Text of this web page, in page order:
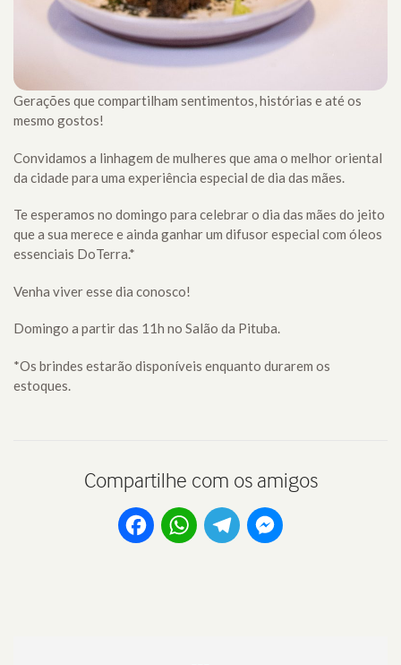
Gerações que compartilham sentimentos, histórias e até os
mesmo gostos!
Convidamos a linhagem de mulheres que ama o melhor oriental
da cidade para uma experiência especial de dia das mães.
Te esperamos no domingo para celebrar o dia das mães do jeito
que a sua merece e ainda ganhar um difusor especial com óleos
essenciais DoTerra.*
Venha viver esse dia conosco!
Domingo a partir das 11h no Salão da Pituba.
*Os brindes estarão disponíveis enquanto durarem os
estoques.
Compartilhe com os amigos
FacebookWhatsAppTelegram